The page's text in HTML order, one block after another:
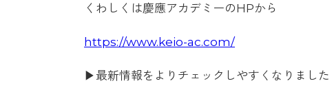
くわしくは慶應アカデミーのHPから
https://www.keio-ac.com/
▶最新情報をよりチェックしやすくなりました